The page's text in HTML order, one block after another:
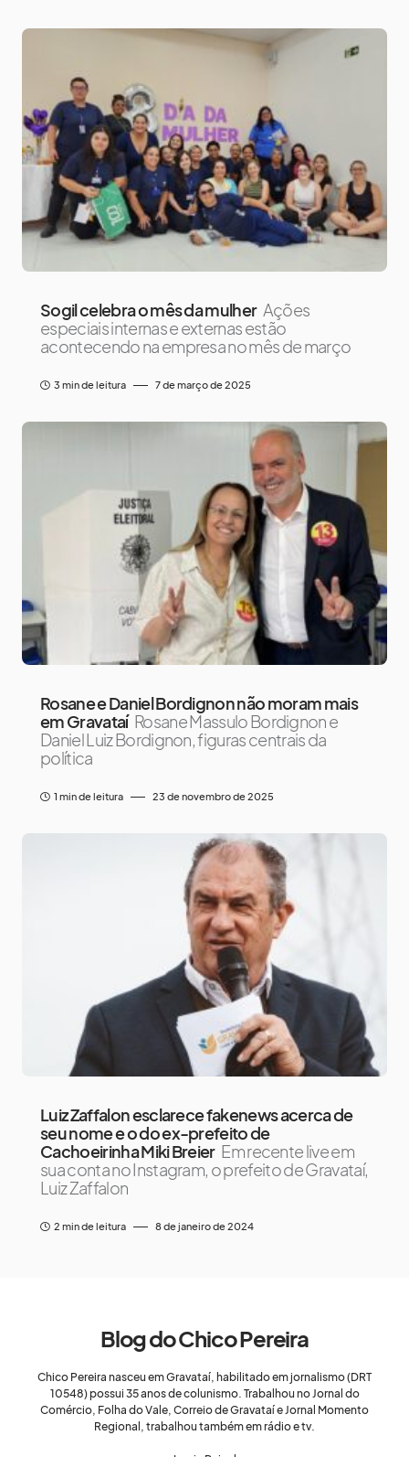
Sogil celebra o mês da mulher Ações
especiais internas e externas estão
acontecendo na empresa no mês de março
3 min de leitura 7 de março de 2025
Rosane e Daniel Bordignon não moram mais
em Gravataí Rosane Massulo Bordignon e
Daniel Luiz Bordignon, figuras centrais da
política
1 min de leitura 23 de novembro de 2025
Luiz Zaffalon esclarece fakenews acerca de
seu nome e o do ex-prefeito de
Cachoeirinha Miki Breier Em recente live em
sua conta no Instagram, o prefeito de Gravataí,
Luiz Zaffalon
2 min de leitura 8 de janeiro de 2024
Blog do Chico Pereira
Chico Pereira nasceu em Gravataí, habilitado em jornalismo (DRT
10548) possui 35 anos de colunismo. Trabalhou no Jornal do
Comércio, Folha do Vale, Correio de Gravataí e Jornal Momento
Regional, trabalhou também em rádio e tv.